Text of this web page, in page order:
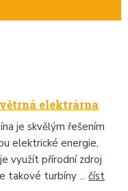
elektrárna
je skvělým řešením
elektrické energie,
využít přírodní zdroj
takové turbíny ... číst